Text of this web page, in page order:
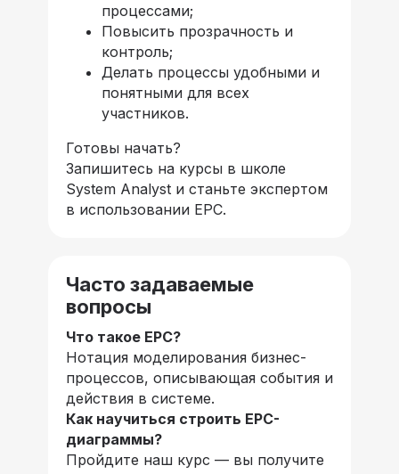
процессами;
Повысить прозрачность и
контроль;
Делать процессы удобными и
понятными для всех
участников.
Готовы начать?
Запишитесь на курсы в школе
System Analyst и станьте экспертом
в использовании EPC.
Часто задаваемые
вопросы
Что такое EPC?
Нотация моделирования бизнес-
процессов, описывающая события и
действия в системе.
Как научиться строить EPC-
диаграммы?
Пройдите наш курс — вы получите